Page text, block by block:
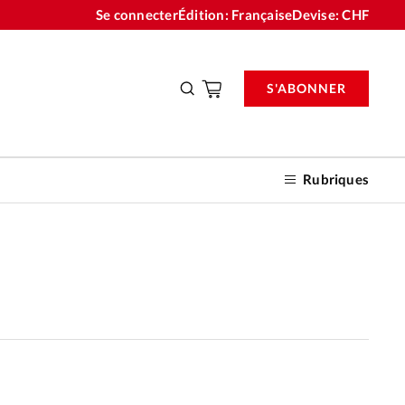
Se connecterÉdition: FrançaiseDevise:CHF
Rubriques
S'ABONNER